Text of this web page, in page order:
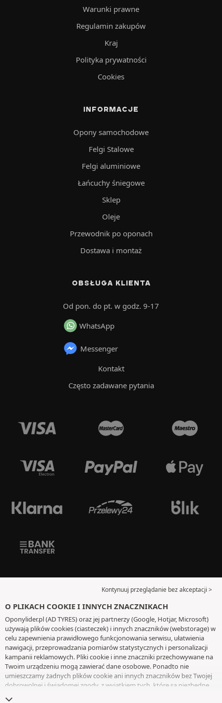
Warunki prawne
Regulamin zakupów
Kraj
Polityka prywatności
Cookies
INFORMACJE
Opony samochodowe
Felgi Stalowe
Felgi aluminiowe
Łańcuchy śniegowe
Sklep
Oleje
Przewodnik po oponach
Dostawa i montaż
OBSŁUGA KLIENTA
Od pon. do pt. w godz. 9-17
WhatsApp
Messenger
Kontakt
Często zadawane pytania
Kontynuuj przeglądanie bez akceptacji >
O PLIKACH COOKIE I INNYCH ZNACZNIKACH
Oponylider.pl (AD TYRES) oraz jej partnerzy (Google, Hotjar, Microsoft)
używają plików cookies (ciasteczek) i innych znaczników (webstorage) w
celu zapewnienia prawidłowego funkcjonowania serwisu, ułatwienia
nawigacji, przeprowadzania pomiarów statystycznych i personalizacji
kampanii reklamowych. Pliki cookie i inne znaczniki przechowywane na
Twoim urządzeniu mogą zawierać dane osobowe. Ponadto nie
umieszczamy żadnych plików cookie ani innych znaczników bez Twojej
dobrowolnej i świadomej zgody, z wyjątkiem tych, które są niezbędne